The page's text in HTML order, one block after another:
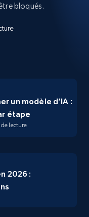
bloqués.
un modèle d’IA :
étape
lecture
2026 :